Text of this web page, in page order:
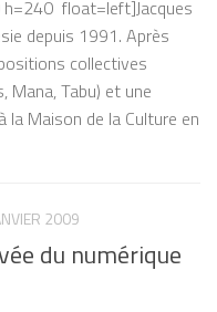
float=left]Jacques
depuis 1991. Après
collectives
Tabu) et une
la Maison de la Culture en
2009
du numérique